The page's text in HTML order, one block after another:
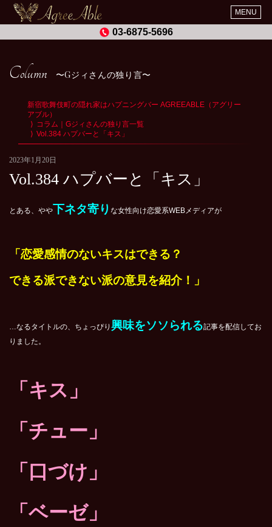
MENU
03-6875-5696
Column Gジィさんの独り言
新宿歌舞伎町の隠れ家はハプニングバー AGREEABLE（アグリー
アブル）
コラム｜Gジィさんの独り言一覧
Vol.384 ハプバーと「キス」
2023年1月20日
Vol.384 ハプバーと「キス」
とある、やや下ネタ寄り な女性向け恋愛系WEBメディアが
「恋愛感情のないキスはできる？
できる派できない派の意見を紹介！」
…なるタイトルの、ちょっぴり 興味をソソられる記事を配信してお
りました。
「キス」
「チュー」
「口づけ」
「ベーゼ」